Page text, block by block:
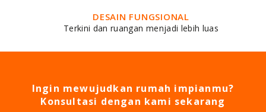
DESAIN FUNGSIONAL
Terkini dan ruangan menjadi lebih luas
Ingin mewujudkan rumah impianmu?
Konsultasi dengan kami sekarang